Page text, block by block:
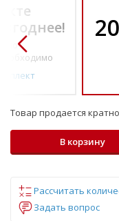
по-
Товар продается
В корзину
Рассчитать
Задать вопрос